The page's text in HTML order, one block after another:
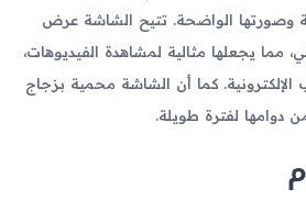
وصورتها الواضحة. تتيح الشاشة عرض
مما يجعلها مثالية لمشاهدة الفيديوهات،
الإلكترونية. كما أن الشاشة محمية بزجاج
دوامها لفترة طويلة.